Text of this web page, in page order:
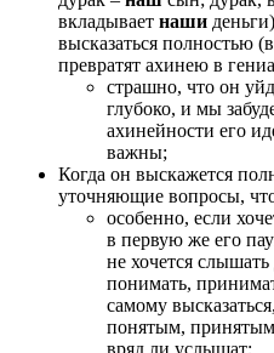
вкладывает наши
высказаться полностью
превратят ахинею в
страшно, что он
глубоко, и мы
ахинейности его
важны;
Когда он выскажется
уточняющие вопросы,
особенно, если
в первую же его
не хочется слышать
понимать,
самому
понятым,